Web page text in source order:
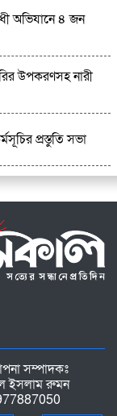
অভিযানে ৪ জন
উপকরণসহ নারী
প্রস্তুতি সভা
সম্পাদকঃ
ইসলাম রুমন